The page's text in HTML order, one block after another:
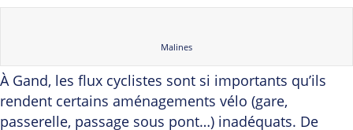
Malines
À Gand, les flux cyclistes sont si importants qu’ils
rendent certains aménagements vélo (gare,
passerelle, passage sous pont…) inadéquats. De